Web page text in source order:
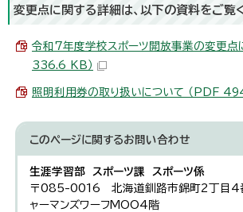
変更点に関する詳細は、以下の資料をご覧
令和7年度学校スポーツ開放事業の変更点
336.6 KB）
照明利用券の取り扱いについて （PDF
このページに関するお問い合わせ
生涯学習部 スポーツ課 スポーツ係
〒085-0016 北海道釧路市錦町2丁目4
ャーマンズワーフMOO4階